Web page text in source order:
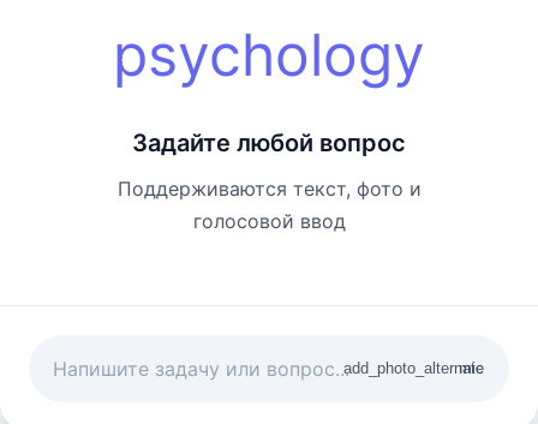
psychology
Задайте любой вопрос
Поддерживаются текст, фото и
голосовой ввод
add_photo_alternate
mic